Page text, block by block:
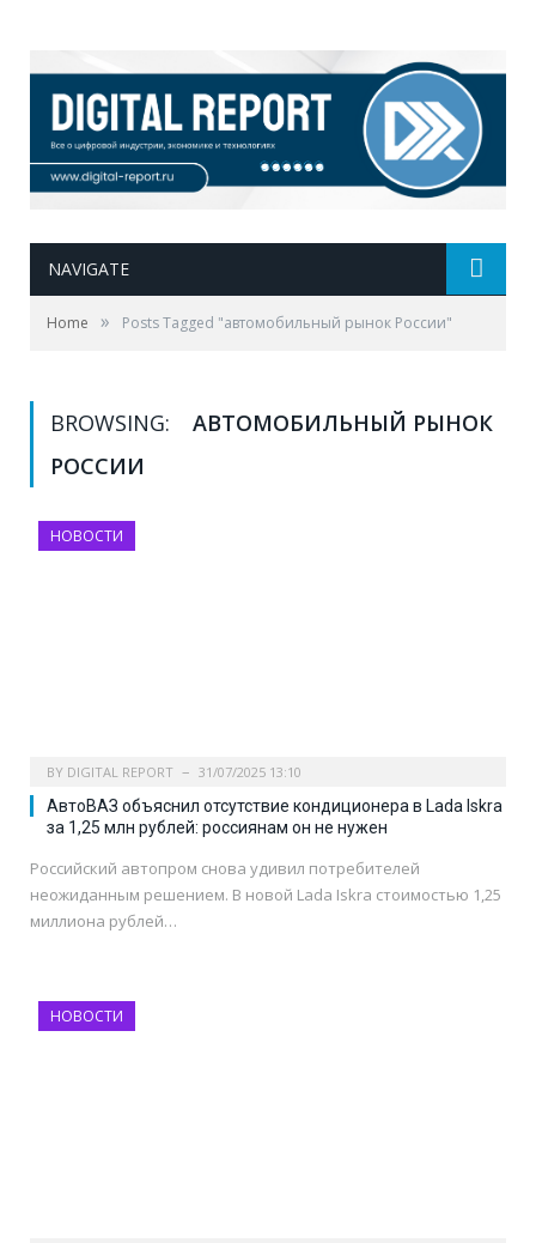
NAVIGATE
Home » Posts Tagged "автомобильный рынок России"
BROWSING:
АВТОМОБИЛЬНЫЙ РЫНОК
РОССИИ
НОВОСТИ
BY DIGITAL REPORT 31/07/2025 13:10
АвтоВАЗ объяснил отсутствие кондиционера в Lada Iskra
за 1,25 млн рублей: россиянам он не нужен
Российский автопром снова удивил потребителей
неожиданным решением. В новой Lada Iskra стоимостью 1,25
миллиона рублей…
НОВОСТИ